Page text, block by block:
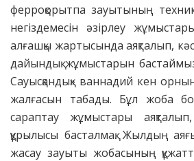
ферроқорытпа зауытының
негіздемесін әзірлеу
алғашқы жартысында аяқталып,
дайындық жұмыстарын
Сауысқандық» ваннадий кен
жалғасын табады. Бұл жоба
сараптау жұмыстары
құрылысы басталмақ. Жылдың
жасау зауыты жобасының